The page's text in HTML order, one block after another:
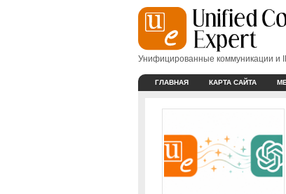
Унифицированные коммуникации и
ГЛАВНАЯ КАРТА САЙТА